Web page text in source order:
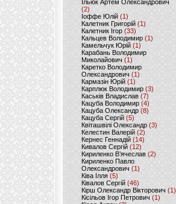
Ільюк Артем Олександрович
(2)
Іоффе Юлій (1)
Калетник Григорій(1)
Калетник Ігор (33)
Кальцев Володимир(1)
Камельчук Юрій (1)
Карабань Володимир
Миколайович (1)
Каретко Володимир
Олександрович (1)
Кармазін Юрій(1)
Карплюк Володимир(3)
Каськів Владислав (7)
Кацуба Володимир (4)
Кацуба Олександр (8)
Кацуба Сергій (5)
Квіташвілі Олександр(3)
Келестин Валерій(2)
Кернес Геннадій (14)
Кивалов Сергій (12)
Кириленко В’ячеслав (2)
Кириленко Павло
Олександрович (1)
Ківа Ілля (5)
Ківалов Сергій(46)
Кірш Олександр Вікторович (1)
Кісільов Ігор Петрович (1)